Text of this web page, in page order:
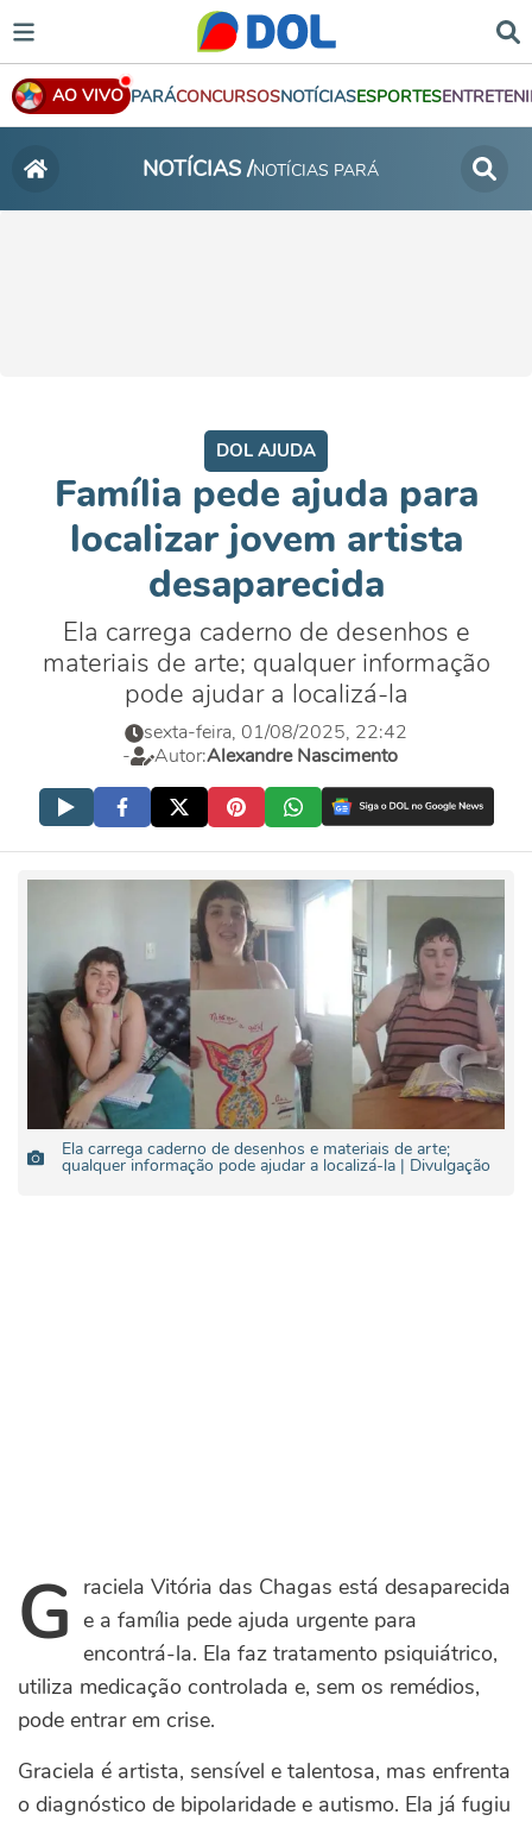
AO VIVO PARÁCONCURSOSNOTÍCIASESPORTES
NOTÍCIAS /NOTÍCIAS PARÁ
DOL AJUDA
Família pede ajuda para
localizar jovem artista
desaparecida
Ela carrega caderno de desenhos e
materiais de arte; qualquer informação
pode ajudar a localizá-la
sexta-feira, 01/08/2025, 22:42
-
Autor:Alexandre Nascimento
Ela carrega caderno de desenhos e materiais de arte;
qualquer informação pode ajudar a localizá-la | Divulgação
Graciela Vitória das Chagas está desaparecida
e a família pede ajuda urgente para
encontrá-la. Ela faz tratamento psiquiátrico,
utiliza medicação controlada e, sem os remédios,
pode entrar em crise.
Graciela é artista, sensível e talentosa, mas enfrenta
o diagnóstico de bipolaridade e autismo. Ela já fugiu